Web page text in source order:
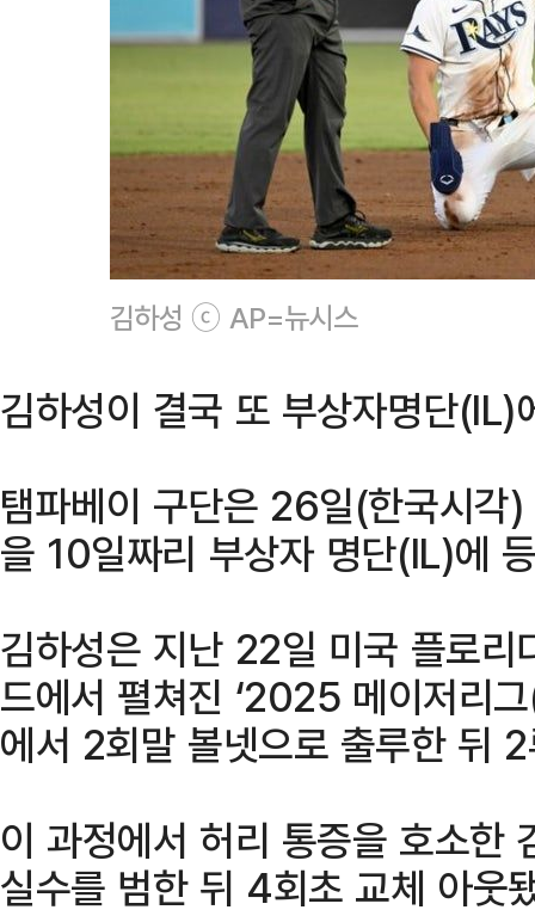
김하성 ⓒ AP=뉴시스
김하성이 결국 또 부상자명단(IL)
탬파베이 구단은 26일(한국시각
을 10일짜리 부상자 명단(IL)에
김하성은 지난 22일 미국 플로
드에서 펼쳐진 ‘2025 메이저리
에서 2회말 볼넷으로 출루한 뒤
이 과정에서 허리 통증을 호소한
실수를 범한 뒤 4회초 교체 아웃